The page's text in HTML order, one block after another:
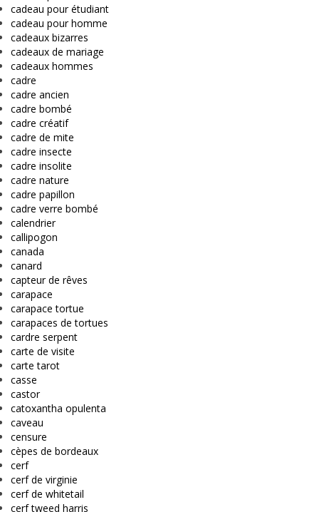
cadeau pour étudiant
cadeau pour homme
cadeaux bizarres
cadeaux de mariage
cadeaux hommes
cadre
cadre ancien
cadre bombé
cadre créatif
cadre de mite
cadre insecte
cadre insolite
cadre nature
cadre papillon
cadre verre bombé
calendrier
callipogon
canada
canard
capteur de rêves
carapace
carapace tortue
carapaces de tortues
cardre serpent
carte de visite
carte tarot
casse
castor
catoxantha opulenta
caveau
censure
cèpes de bordeaux
cerf
cerf de virginie
cerf de whitetail
cerf tweed harris